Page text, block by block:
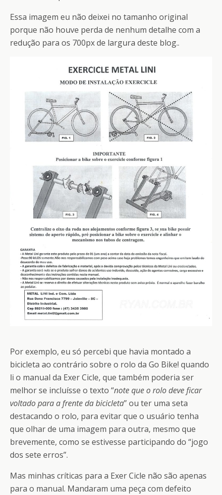
Essa imagem eu não deixei no tamanho original
porque não houve perda de nenhum detalhe com a
redução para os 700px de largura deste blog..
Por exemplo, eu só percebi que havia montado a
bicicleta ao contrário sobre o rolo da Go Bike! quando
li o manual da Exer Cicle, que também poderia ser
melhor se incluísse o texto “note que o rolo deve ficar
voltado para a frente da bicicleta” ou ter uma seta
destacando o rolo, para evitar que o usuário tenha
que olhar de uma imagem para outra, mesmo que
brevemente, como se estivesse participando do “jogo
dos sete erros”.
Mas minhas críticas para a Exer Cicle não são apenas
para o manual. Mandaram uma peça com defeito